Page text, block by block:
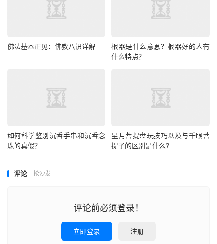
佛法基本正见：佛教八识详解
根器是什么意思？根器好的人有
什么特点？
如何科学鉴别沉香手串和沉香念
珠的真假？
星月菩提盘玩技巧以及与千眼菩
提子的区别是什么?
评论 抢沙发
评论前必须登录！
立即登录 注册